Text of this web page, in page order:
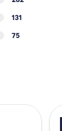
131
75